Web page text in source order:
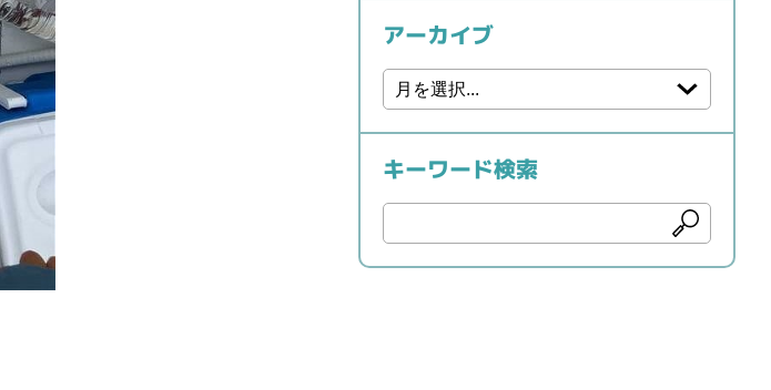
アーカイブ
キーワード検索